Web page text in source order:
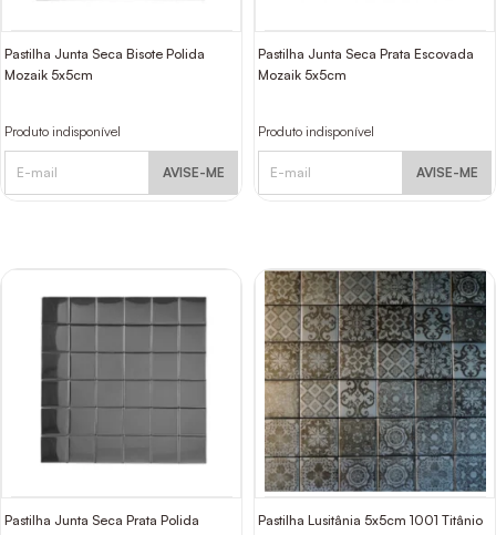
Pastilha Junta Seca Bisote Polida
Mozaik 5x5cm
Produto indisponível
AVISE-ME
Pastilha Junta Seca Prata Escovada
Mozaik 5x5cm
Produto indisponível
AVISE-ME
Pastilha Junta Seca Prata Polida
Pastilha Lusitânia 5x5cm 1001 Titânio